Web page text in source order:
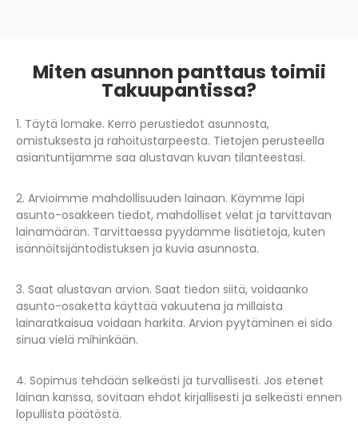
Miten asunnon panttaus toimii
Takuupantissa?
1. Täytä lomake. Kerro perustiedot asunnosta,
omistuksesta ja rahoitustarpeesta. Tietojen perusteella
asiantuntijamme saa alustavan kuvan tilanteestasi.
2. Arvioimme mahdollisuuden lainaan. Käymme läpi
asunto-osakkeen tiedot, mahdolliset velat ja tarvittavan
lainamäärän. Tarvittaessa pyydämme lisätietoja, kuten
isännöitsijäntodistuksen ja kuvia asunnosta.
3. Saat alustavan arvion. Saat tiedon siitä, voidaanko
asunto-osaketta käyttää vakuutena ja millaista
lainaratkaisua voidaan harkita. Arvion pyytäminen ei sido
sinua vielä mihinkään.
4. Sopimus tehdään selkeästi ja turvallisesti. Jos etenet
lainan kanssa, sovitaan ehdot kirjallisesti ja selkeästi ennen
lopullista päätöstä.